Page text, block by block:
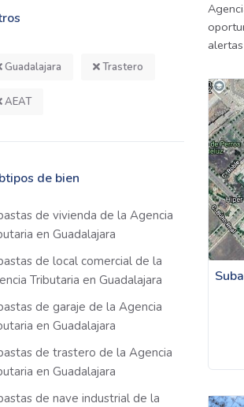
Guadalajara Trastero
AEAT
de bien
de vivienda de la Agencia
en Guadalajara
de local comercial de la
Tributaria en Guadalajara
de garaje de la Agencia
en Guadalajara
de trastero de la Agencia
en Guadalajara
de nave industrial de la